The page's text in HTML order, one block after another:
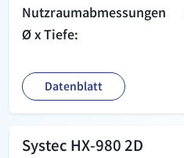
Nutzraum­abmessungen
Ø x Tiefe:
Datenblatt
Systec HX-980 2D